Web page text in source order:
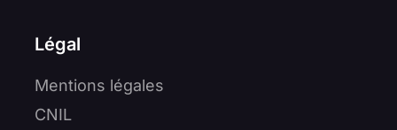
Légal
Mentions légales
CNIL